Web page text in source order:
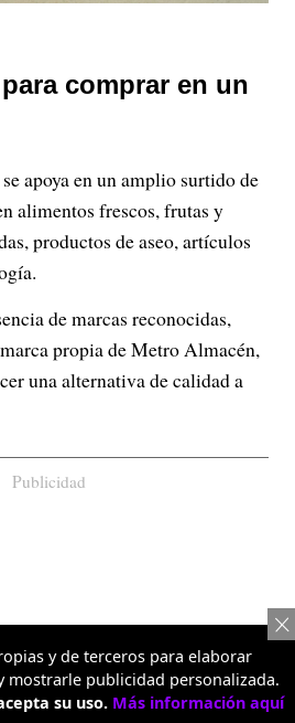
comprar en un
apoya en un amplio surtido de
alimentos frescos, frutas y
productos de aseo, artículos
de marcas reconocidas,
propia de Metro Almacén,
una alternativa de calidad a
Publicidad
y de terceros para elaborar
mostrarle publicidad personalizada.
su uso. Más información aquí